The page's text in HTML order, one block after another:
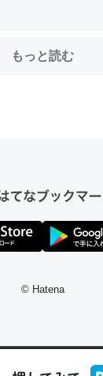
母の家に設置した
entry/
もっと読む
© Hatena